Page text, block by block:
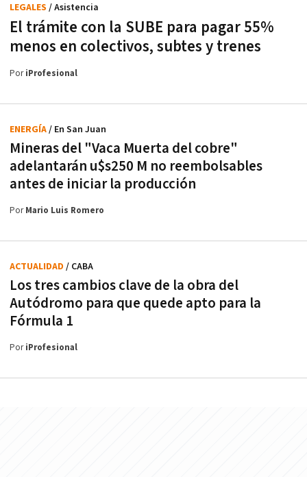
El trámite con la SUBE para pagar 55%
menos en colectivos, subtes y trenes
LEGALES / Asistencia
PoriProfesional
Mineras del "Vaca Muerta del cobre"
adelantarán u$s250 M no reembolsables
antes de iniciar la producción
ENERGÍA/ En San Juan
PorMario Luis Romero
Los tres cambios clave de la obra del
Autódromo para que quede apto para la
Fórmula 1
ACTUALIDAD / CABA
PoriProfesional